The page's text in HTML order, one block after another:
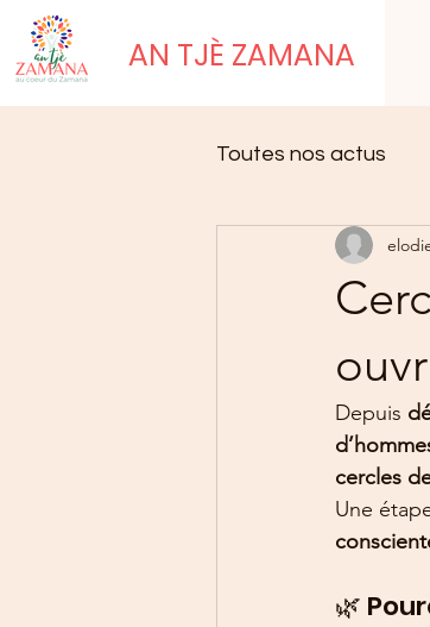
AN TJÈ ZAMANA
Toutes nos actus
Depuis
cercles
Une
🌿